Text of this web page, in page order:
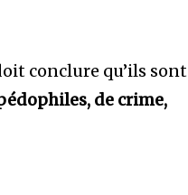
conclure qu’ils sont
de crime,